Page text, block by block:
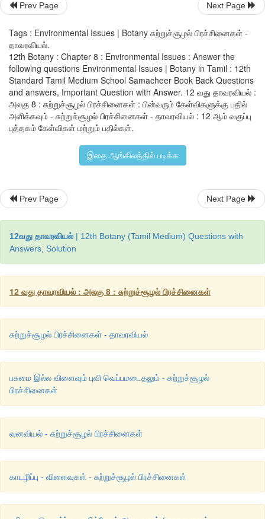
சோபோரி என்பவரால் ஜாதவ் "மோலாய்ப் பாயேங்"
* வன இந்திய மேலாண்மை நிறுவனத்தின் ஆண்டு
கௌரவிக்கப்பட்டார்.
* 2015 ஆம் ஆண்டு இந்தியாவின் நான்காவது மிகப்பெரிய
பத்மஸ்ரீ விருது இவருக்கு வழங்கப்பட்டது.
தமிழ்நாடு புதிய காடு வளர்ப்புத்திட்டம் (TAPI) Tamil
* வனப்பகுதி வாழ் கிராம மக்களின் வாழ்வாதாரத்தை
(TAP II) குறிக்கோள்கள் :
* தமிழ்நாட்டிலுள்ள வளம்சார் கிராமங்கள், நீர் பிடிப்பு பகுதிகள்
சுற்றுச்சூழல் ஆகியவற்றில் சமநிலையை மறுசீரமைத்தல்.
* காடுகளின் மீளுருவாக்கம் மூலம் மேம்படுத்தலாவன
1. அங்கு வசிப்பவர்களின் வாழ்க்கைத்தரம்
3. தொடர் சமூகச் செயல்பாடுகள் ஆகியவையாகும்.
20. மீண்டும் காடுகள் உருவாக்குவதால் ஏற்படும் விளைவுகள்
வேளாண் காடு வளர்ப்பின் நன்மைகள் யாவை?
* ஆக்ஸிஜன் உற்பத்தியை அதிகரித்தல் மற்றும் காற்றின் தரத்தை
* கார்பன் நிலைநிறுத்துதலை அதிகரித்தல் மற்றும்
ஆக்ஸைடை குறைத்தல்.
* சிறிய வனவளப் பொருட்கள் உற்பத்தி மற்றும்
Prev Page Next Page
Tags : Environmental Issues | Botany சுற்றுச்சூழல் பிரச்சினைகள் -
தாவரவியல்.
12th Botany : Chapter 8 : Environmental Issues : Answer the
following questions Environmental Issues | Botany in Tamil : 12th
Standard Tamil Medium School Samacheer Book Back Questions
and answers, Important Question with Answer. 12 வது தாவரவியல் :
அலகு 8 : சுற்றுச்சூழல் பிரச்சினைகள் : பின்வரும் கேள்விகளுக்கு பதில்
அளிக்கவும் - சுற்றுச்சூழல் பிரச்சினைகள் - தாவரவியல் : 12 ஆம் வகுப்பு
புத்தகம் கேள்விகள் மற்றும் பதில்கள்.
இதை ஆங்கிலத்தில் படிக்க
Prev Page Next Page
12வது தாவரவியல் | 12th Botany (Tamil Medium) Questions with
Answers, Solution
12 வது தாவரவியல் : அலகு 8 : சுற்றுச்சூழல் பிரச்சினைகள்
சுற்றுச்சூழல் பிரச்சினைகள் - தாவரவியல்
பசுமை இல்ல விளைவும் புவி வெப்பமடைதலும் - சுற்றுச்சூழல்
பிரச்சினைகள்
வனவியல் - சுற்றுச்சூழல் பிரச்சினைகள்
காடழிப்பு - விளைவுகள் - சுற்றுச்சூழல் பிரச்சினைகள்